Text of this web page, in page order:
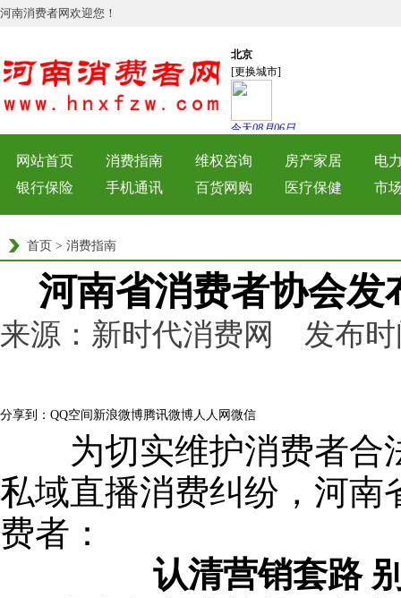
河南消费者网欢迎您！
网站首页 消费指南 维权咨询 房产家居
电
银行保险
手机通讯 百货网购 医疗保健 市
首页 > 消费指南
河南省消费者协会
来源：新时代消费网 发布
分享到： QQ空间 新浪微博腾讯微博人人网 微信
为切实维护消费者合
私域直播消费纠纷，河南
费者：
认清营销套路